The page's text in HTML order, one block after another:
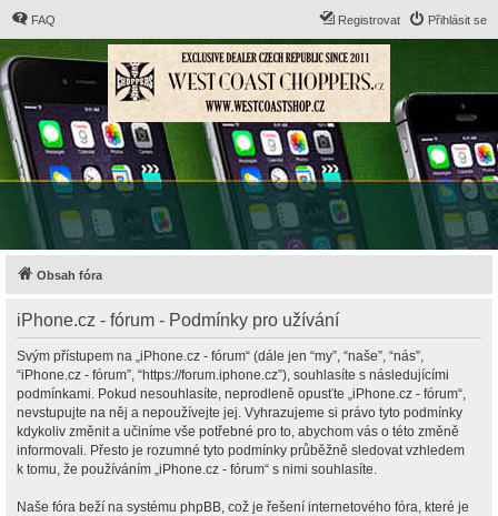
FAQ Přihlásit se
Registrovat
Obsah fóra
iPhone.cz - fórum - Podmínky pro užívání
Svým přístupem na „iPhone.cz - fórum“ (dále jen “my”, “naše”, “nás”,
“iPhone.cz - fórum”, “https://forum.iphone.cz”), souhlasíte s následujícími
podmínkami. Pokud nesouhlasíte, neprodleně opusťte „iPhone.cz - fórum“,
nevstupujte na něj a nepoužívejte jej. Vyhrazujeme si právo tyto podmínky
kdykoliv změnit a učiníme vše potřebné pro to, abychom vás o této změně
informovali. Přesto je rozumné tyto podmínky průběžně sledovat vzhledem
k tomu, že používáním „iPhone.cz - fórum“ s nimi souhlasíte.
Naše fóra beží na systému phpBB, což je řešení internetového fóra, které je